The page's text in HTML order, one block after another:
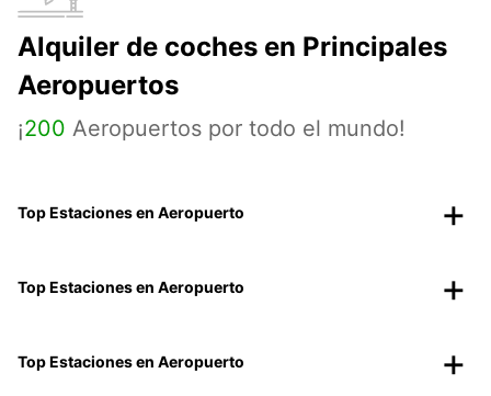
Alquiler de coches en Principales
Aeropuertos
¡200 Aeropuertos por todo el mundo!
Top Estaciones en Aeropuerto
Top Estaciones en Aeropuerto
Top Estaciones en Aeropuerto